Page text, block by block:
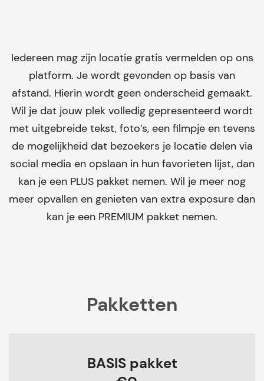
Iedereen mag zijn locatie gratis vermelden op ons
platform. Je wordt gevonden op basis van
afstand. Hierin wordt geen onderscheid gemaakt.
Wil je dat jouw plek volledig gepresenteerd wordt
met uitgebreide tekst, foto’s, een filmpje en tevens
de mogelijkheid dat bezoekers je locatie delen via
social media en opslaan in hun favorieten lijst, dan
kan je een PLUS pakket nemen. Wil je meer nog
meer opvallen en genieten van extra exposure dan
kan je een PREMIUM pakket nemen.
Pakketten
BASIS pakket